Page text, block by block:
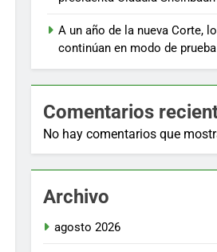
A un año de la nueva Corte,
continúan en modo de prueba
Comentarios
No hay comentarios que
Archivo
agosto 2026